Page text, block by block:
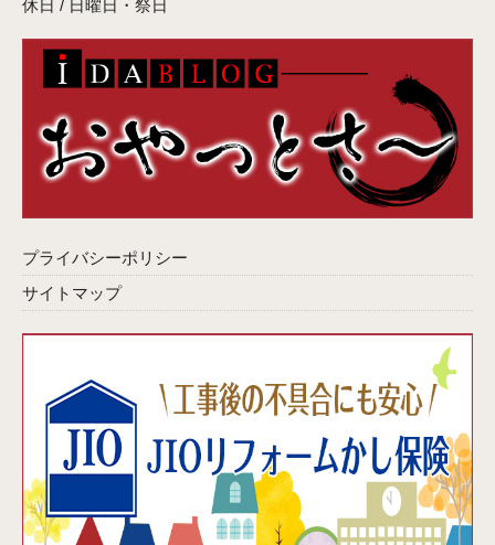
休日 / 日曜日・祭日
プライバシーポリシー
サイトマップ